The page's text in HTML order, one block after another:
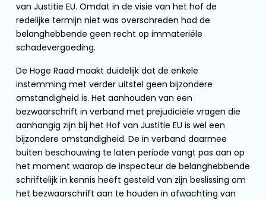
van Justitie EU. Omdat in de visie van het hof de
redelijke termijn niet was overschreden had de
belanghebbende geen recht op immateriële
schadevergoeding.
De Hoge Raad maakt duidelijk dat de enkele
instemming met verder uitstel geen bijzondere
omstandigheid is. Het aanhouden van een
bezwaarschrift in verband met prejudiciële vragen die
aanhangig zijn bij het Hof van Justitie EU is wel een
bijzondere omstandigheid. De in verband daarmee
buiten beschouwing te laten periode vangt pas aan op
het moment waarop de inspecteur de belanghebbende
schriftelijk in kennis heeft gesteld van zijn beslissing om
het bezwaarschrift aan te houden in afwachting van